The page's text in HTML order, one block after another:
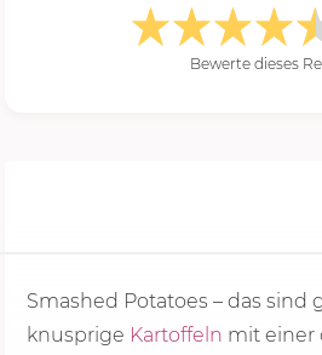
Bewerte dieses
Smashed Potatoes – das sind
knusprige Kartoffeln mit einer